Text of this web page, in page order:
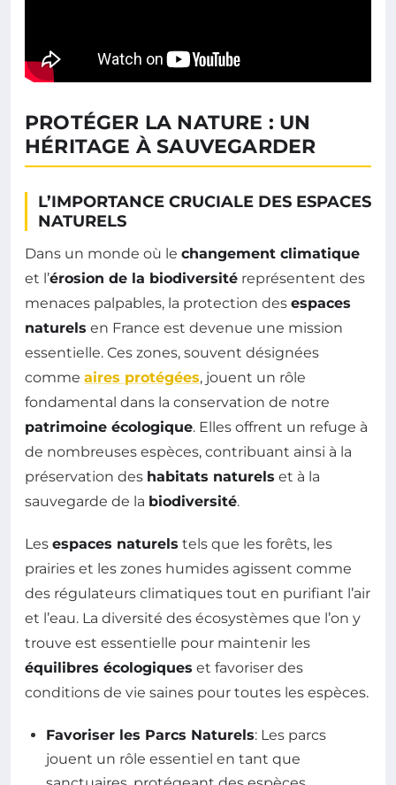
PROTÉGER LA NATURE : UN
HÉRITAGE À SAUVEGARDER
L’IMPORTANCE CRUCIALE DES ESPACES
NATURELS
Dans un monde où le changement climatique
et l’érosion de la biodiversité représentent des
menaces palpables, la protection des espaces
naturels en France est devenue une mission
essentielle. Ces zones, souvent désignées
comme aires protégées, jouent un rôle
fondamental dans la conservation de notre
patrimoine écologique. Elles offrent un refuge à
de nombreuses espèces, contribuant ainsi à la
préservation des habitats naturels et à la
sauvegarde de la biodiversité.
Les espaces naturels tels que les forêts, les
prairies et les zones humides agissent comme
des régulateurs climatiques tout en purifiant l’air
et l’eau. La diversité des écosystèmes que l’on y
trouve est essentielle pour maintenir les
équilibres écologiques et favoriser des
conditions de vie saines pour toutes les espèces.
Favoriser les Parcs Naturels: Les parcs
jouent un rôle essentiel en tant que